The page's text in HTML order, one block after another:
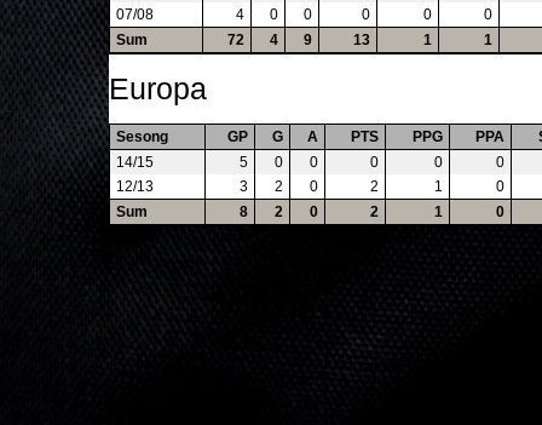
07/08
4 0 0 0 0
0
Sum
72 4 9 13 1 1
Europa
Sesong GP G A PTS PPG PPA
14/15
5 0 0 0 0
0
12/13
3 2 0 2 1
0
Sum
8 2 0 2 1 0